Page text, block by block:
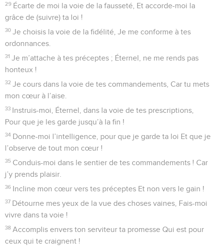
29 Écarte de moi la voie de la fausseté, Et accorde-moi la
grâce de (suivre) ta loi !
30 Je choisis la voie de la fidélité, Je me conforme à tes
ordonnances.
31 Je m’attache à tes préceptes ; Éternel, ne me rends pas
honteux !
32 Je cours dans la voie de tes commandements, Car tu mets
mon cœur à l’aise.
33 Instruis-moi, Éternel, dans la voie de tes prescriptions,
Pour que je les garde jusqu’à la fin !
34 Donne-moi l’intelligence, pour que je garde ta loi Et que je
l’observe de tout mon cœur !
35 Conduis-moi dans le sentier de tes commandements ! Car
j’y prends plaisir.
36 Incline mon cœur vers tes préceptes Et non vers le gain !
37 Détourne mes yeux de la vue des choses vaines, Fais-moi
vivre dans ta voie !
38 Accomplis envers ton serviteur ta promesse Qui est pour
ceux qui te craignent !